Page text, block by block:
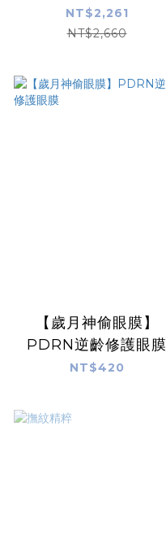
NT$2,261
NT$2,660
【歲月神偷眼膜】
PDRN逆齡修護眼膜
NT$420